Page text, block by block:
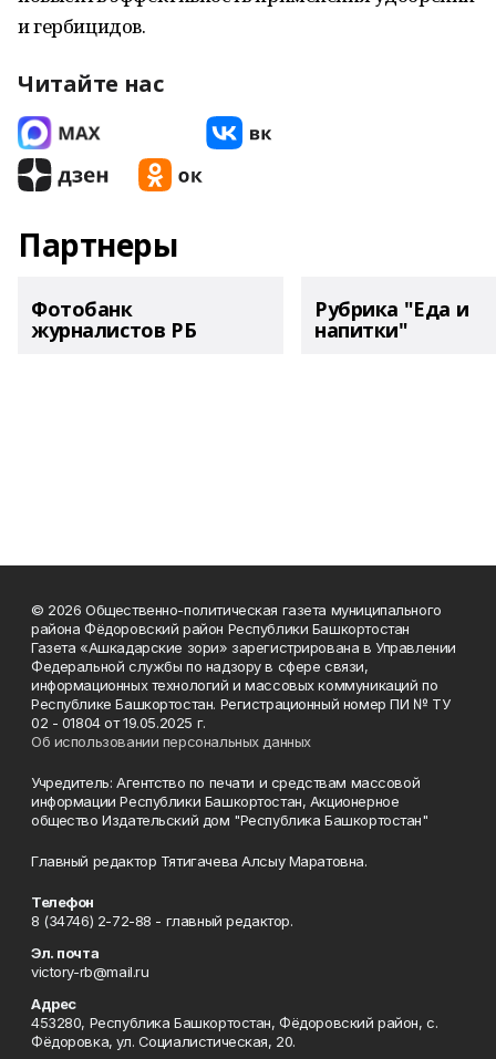
и гербицидов.
Читайте нас
Партнеры
Фотобанк
журналистов РБ
Рубрика "Еда и
напитки"
© 2026 Общественно-политическая газета муниципального
района Фёдоровский район Республики Башкортостан
Газета «Ашкадарские зори» зарегистрирована в Управлении
Федеральной службы по надзору в сфере связи,
информационных технологий и массовых коммуникаций по
Республике Башкортостан. Регистрационный номер ПИ № ТУ
02 - 01804 от 19.05.2025 г.
Об использовании персональных данных
Учредитель: Агентство по печати и средствам массовой
информации Республики Башкортостан, Акционерное
общество Издательский дом "Республика Башкортостан"
Главный редактор Тятигачева Алсыу Маратовна.
Телефон
8 (34746) 2-72-88 - главный редактор.
Эл. почта
victory-rb@mail.ru
Адрес
453280, Республика Башкортостан, Фёдоровский район, с.
Фёдоровка, ул. Социалистическая, 20.